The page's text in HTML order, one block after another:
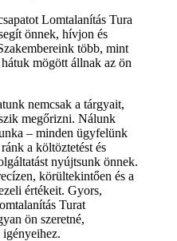
Lomtalanítás Tura
önnek, hívjon és
több, mint
mögött állnak az ön
nemcsak a tárgyait,
megőrizni. Nálunk
– minden ügyfelünk
a költöztetést és
nyújtsunk önnek.
körültekintően és a
értékeit. Gyors,
Turat
ön szeretné,